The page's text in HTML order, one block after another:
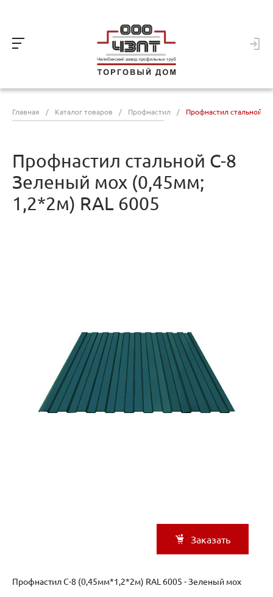
Главная / Каталог товаров / Профнастил / Профнастил стальной
Профнастил стальной С-8
Зеленый мох (0,45мм;
1,2*2м) RAL 6005
Заказать
Профнастил С-8 (0,45мм*1,2*2м) RAL 6005 - Зеленый мох